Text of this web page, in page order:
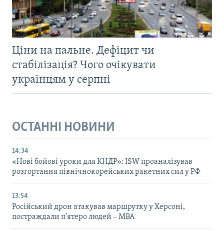
Ціни на пальне. Дефіцит чи
стабілізація? Чого очікувати
українцям у серпні
ОСТАННІ НОВИНИ
14:34
«Нові бойові уроки для КНДР»: ISW проаналізував
розгортання північнокорейських ракетних сил у РФ
13:54
Російський дрон атакував маршрутку у Херсоні,
постраждали п’ятеро людей – МВА